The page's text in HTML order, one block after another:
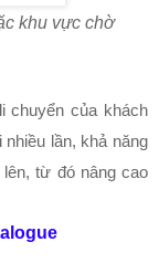
khu vực chờ
chuyển của khách
lần, khả năng
từ đó nâng cao